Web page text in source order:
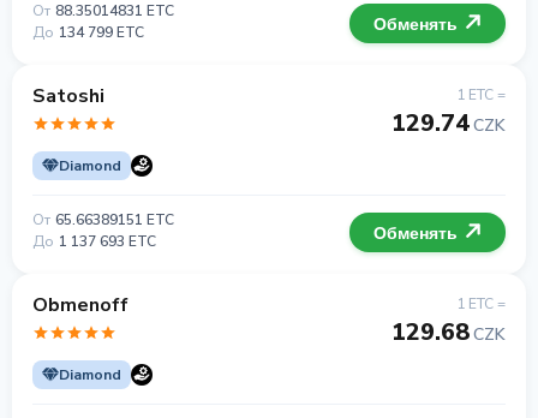
От 88.35014831 ETC
До 134 799 ETC Обменять
Satoshi
Diamond
1 ETC =
129.74CZK
От 65.66389151 ETC
До 1 137 693 ETC Обменять
Obmenoff
Diamond
1 ETC =
129.68CZK